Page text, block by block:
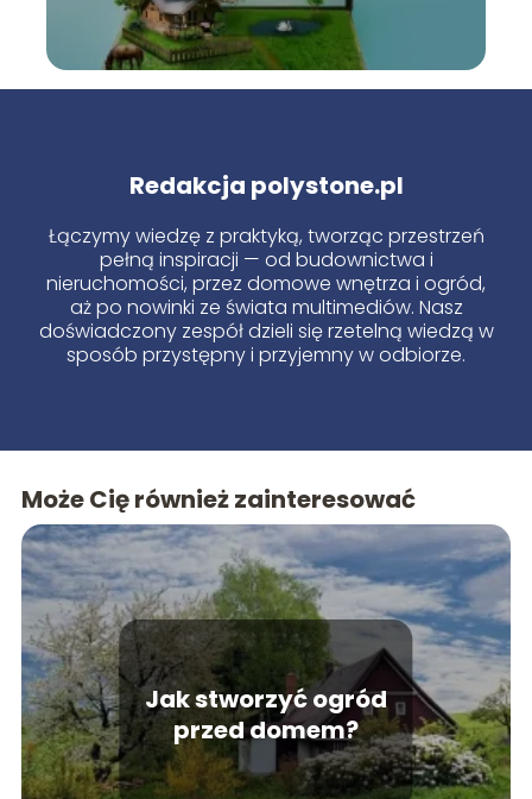
Redakcja polystone.pl
Łączymy wiedzę z praktyką, tworząc przestrzeń
pełną inspiracji — od budownictwa i
nieruchomości, przez domowe wnętrza i ogród,
aż po nowinki ze świata multimediów. Nasz
doświadczony zespół dzieli się rzetelną wiedzą w
sposób przystępny i przyjemny w odbiorze.
Może Cię również zainteresować
Jak stworzyć ogród
przed domem?